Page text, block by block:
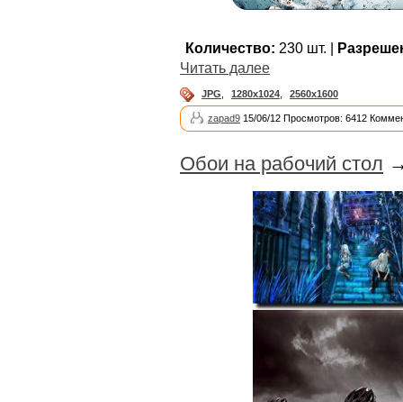
Количество: 230 шт. |
Читать далее
JPG 1280x1024 2560x1600
zapad9 15/06/12 Просмотров: 6412
Обои на рабочий стол